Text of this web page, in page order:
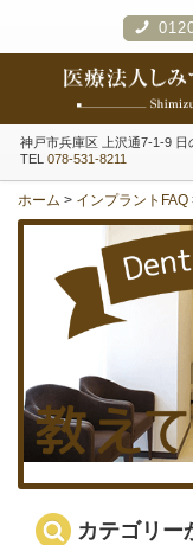
神戸市兵庫区
上沢通7-1-9
TEL 078-531-8211
ホーム > インプラントFAQ
カテゴリー